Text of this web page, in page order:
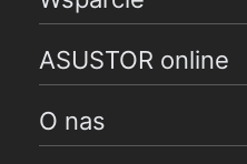
ASUSTOR online
O nas